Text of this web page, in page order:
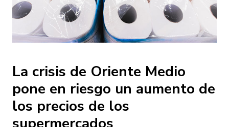
La crisis de Oriente Medio
pone en riesgo un aumento de
los precios de los